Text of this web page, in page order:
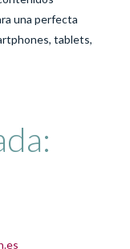
una perfecta
tablets,